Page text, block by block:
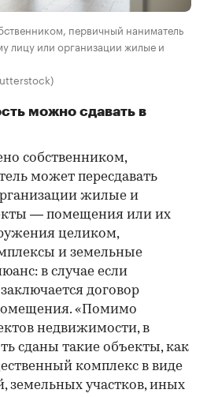
первичный наниматель
лицу или организации жилые и
можно сдавать в
собственником,
может пересдавать
жилые и
— помещения или их
целиком,
и земельные
в случае если
договор
«Помимо
недвижимости, в
сданы такие объекты, как
комплекс в виде
земельных участков, иных